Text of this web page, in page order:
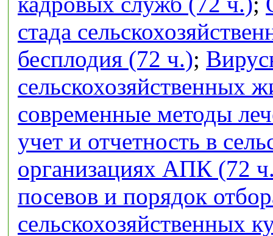
стада
бесплодия (72 ч.);
сельскохозяйственных
современные методы
учет и отчетность в
организациях АПК (72
посевов и порядок
сельскохозяйственных